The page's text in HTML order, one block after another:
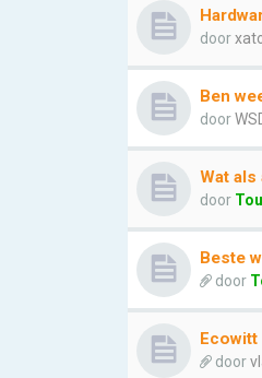
door
Ben
door
Wat
door
Beste
door
Ecowitt
door